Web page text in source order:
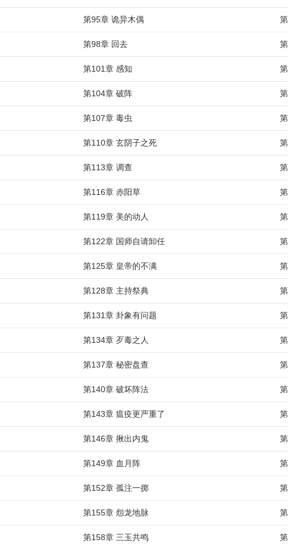
第95章 诡异木偶
第98章 回去
第101章 感知
第104章 破阵
第107章 毒虫
第110章 玄阴子之死
第113章 调查
第116章 赤阳草
第119章 美的动人
第122章 国师自请卸任
第125章 皇帝的不满
第128章 主持祭典
第131章 卦象有问题
第134章 歹毒之人
第137章 秘密盘查
第140章 破坏阵法
第143章 瘟疫更严重了
第146章 揪出内鬼
第149章 血月阵
第152章 孤注一掷
第155章 怨龙地脉
第158章 三玉共鸣